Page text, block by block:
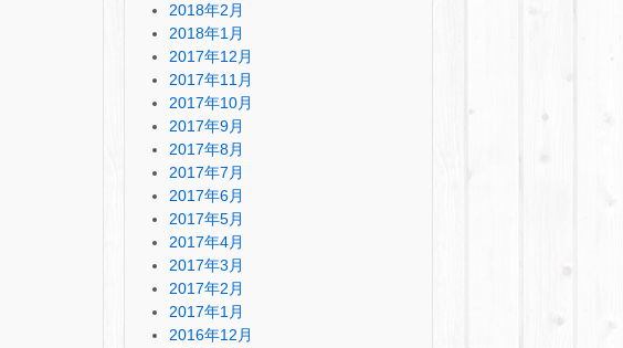
2018年2月
2018年1月
2017年12月
2017年11月
2017年10月
2017年9月
2017年8月
2017年7月
2017年6月
2017年5月
2017年4月
2017年3月
2017年2月
2017年1月
2016年12月